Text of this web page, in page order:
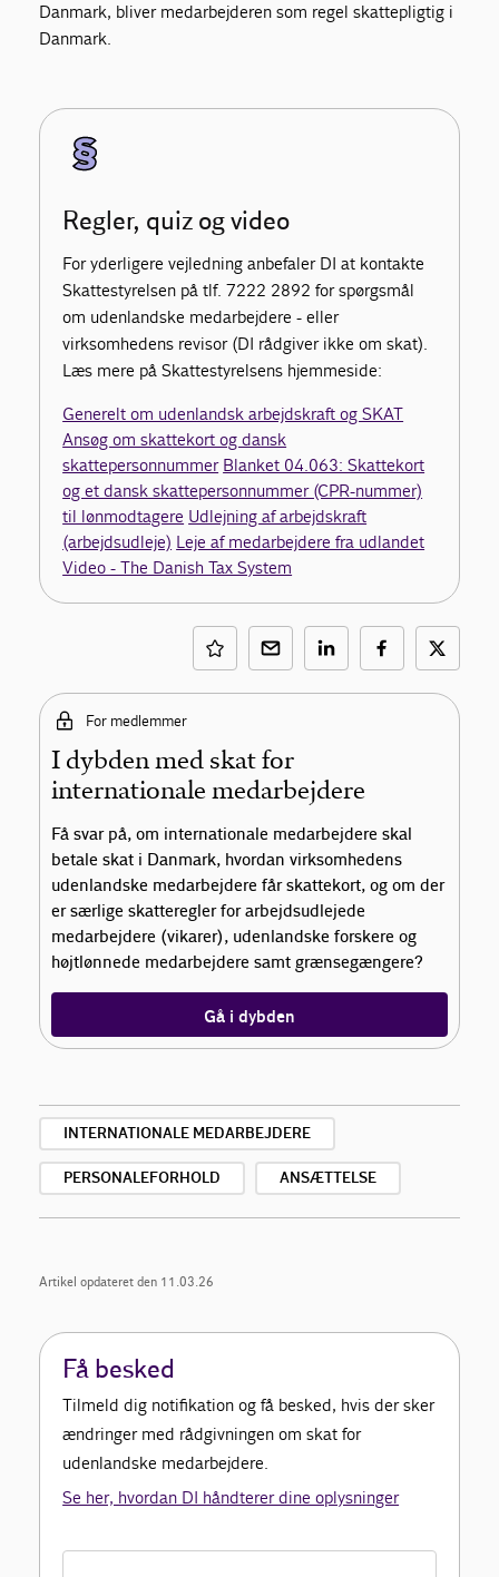
Danmark, bliver medarbejderen som regel skattepligtig i
Danmark.
Regler, quiz og video
For yderligere vejledning anbefaler DI at kontakte
Skattestyrelsen på tlf. 7222 2892 for spørgsmål
om udenlandske medarbejdere - eller
virksomhedens revisor (DI rådgiver ikke om skat).
Læs mere på Skattestyrelsens hjemmeside:
Generelt om udenlandsk arbejdskraft og SKAT
Ansøg om skattekort og dansk
skattepersonnummer Blanket 04.063: Skattekort
og et dansk skattepersonnummer (CPR-nummer)
til lønmodtagere Udlejning af arbejdskraft
(arbejdsudleje) Leje af medarbejdere fra udlandet
Video - The Danish Tax System
For medlemmer
I dybden med skat for
internationale medarbejdere
Få svar på, om internationale medarbejdere skal
betale skat i Danmark, hvordan virksomhedens
udenlandske medarbejdere får skattekort, og om der
er særlige skatteregler for arbejdsudlejede
medarbejdere (vikarer), udenlandske forskere og
højtlønnede medarbejdere samt grænsegængere?
Gå i dybden
INTERNATIONALE MEDARBEJDERE
PERSONALEFORHOLD ANSÆTTELSE
Artikel opdateret den 11.03.26
Få besked
Tilmeld dig notifikation og få besked, hvis der sker
ændringer med rådgivningen om skat for
udenlandske medarbejdere.
Se her, hvordan DI håndterer dine oplysninger